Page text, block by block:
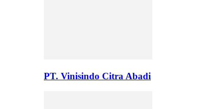
PT. Vinisindo Citra Abadi